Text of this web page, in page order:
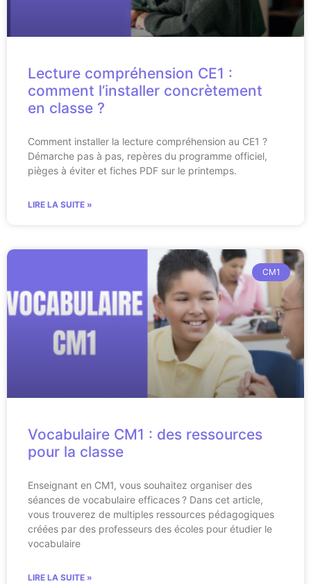
Lecture compréhension CE1 :
comment l’installer concrètement
en classe ?
Comment installer la lecture compréhension au CE1 ?
Démarche pas à pas, repères du programme officiel,
pièges à éviter et fiches PDF sur le printemps.
LIRE LA SUITE »
CM1
Vocabulaire CM1 : des ressources
pour la classe
Enseignant en CM1, vous souhaitez organiser des
séances de vocabulaire efficaces ? Dans cet article,
vous trouverez de multiples ressources pédagogiques
créées par des professeurs des écoles pour étudier le
vocabulaire
LIRE LA SUITE »